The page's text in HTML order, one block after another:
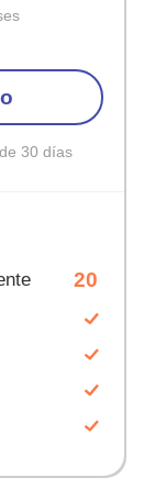
30 días
20